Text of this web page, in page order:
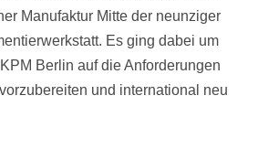
Manufaktur Mitte der neunziger
Es ging dabei um
Berlin auf die Anforderungen
und international neu